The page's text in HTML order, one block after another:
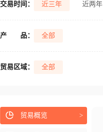
交易时间： 近三年 近两年
产 品： 全部
贸易区域： 全部
贸易概览 >